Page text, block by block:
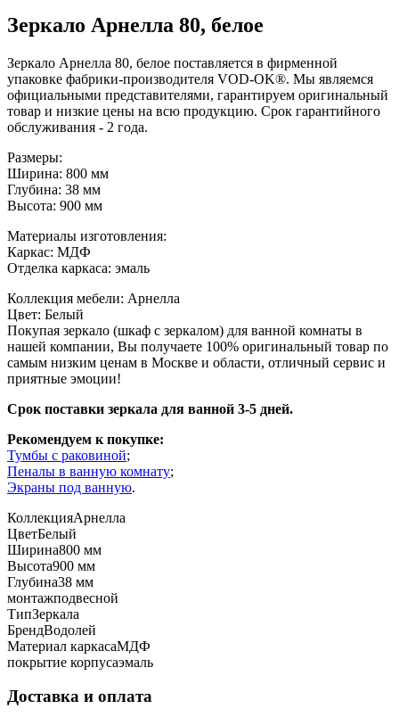
Зеркало Арнелла 80, белое
Зеркало Арнелла 80, белое поставляется в фирменной
упаковке фабрики-производителя VOD-OK®. Мы являемся
официальными представителями, гарантируем оригинальный
товар и низкие цены на всю продукцию. Срок гарантийного
обслуживания - 2 года.
Размеры:
Ширина: 800 мм
Глубина: 38 мм
Высота: 900 мм
Материалы изготовления:
Каркас: МДФ
Отделка каркаса: эмаль
Коллекция мебели: Арнелла
Цвет: Белый
Покупая зеркало (шкаф с зеркалом) для ванной комнаты в
нашей компании, Вы получаете 100% оригинальный товар по
самым низким ценам в Москве и области, отличный сервис и
приятные эмоции!
Срок поставки зеркала для ванной 3-5 дней.
Рекомендуем к покупке:
Тумбы с раковиной;
Пеналы в ванную комнату;
Экраны под ванную.
КоллекцияАрнелла
ЦветБелый
Ширина800 мм
Высота900 мм
Глубина38 мм
монтажподвесной
ТипЗеркала
БрендВодолей
Материал каркасаМДФ
покрытие корпусаэмаль
Доставка и оплата